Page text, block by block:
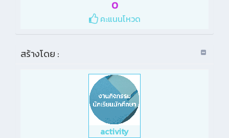
0
คะแนนโหวด
สร้างโดย :
activity